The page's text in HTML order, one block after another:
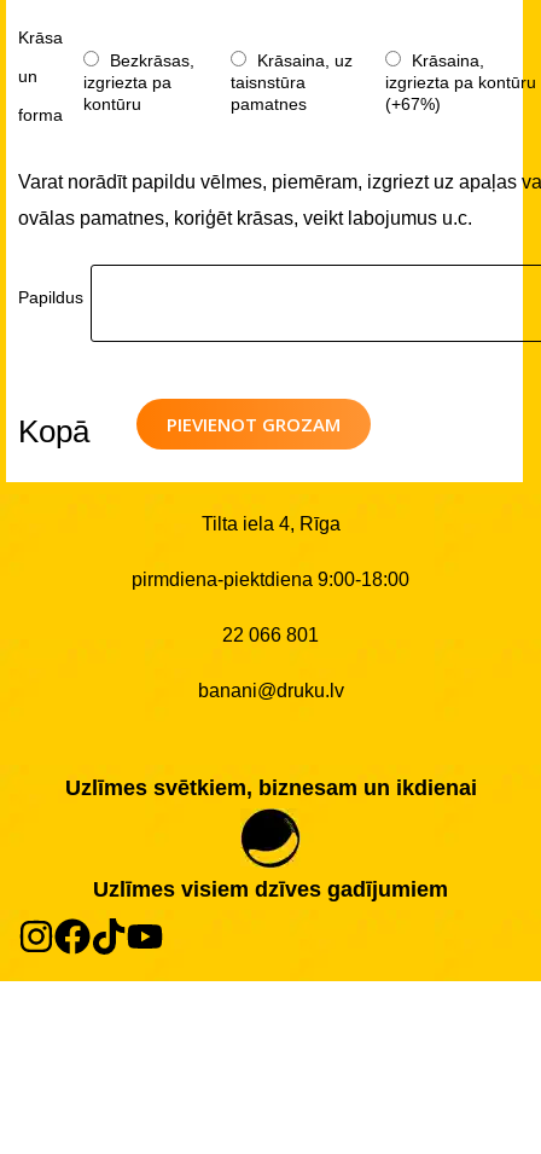
Krāsa
un
forma
Bezkrāsas,
izgriezta pa
kontūru
Krāsaina, uz
taisnstūra
pamatnes
Krāsaina,
izgriezta pa kontūru
(+67%)
Varat norādīt papildu vēlmes, piemēram, izgriezt uz apaļas
ovālas pamatnes, koriģēt krāsas, veikt labojumus u.c.
Papildus
PIEVIENOT GROZAM
Kopā
Tilta iela 4, Rīga
pirmdiena-piektdiena 9:00-18:00
22 066 801
banani@druku.lv
Uzlīmes svētkiem, biznesam un ikdienai
Uzlīmes visiem dzīves gadījumiem